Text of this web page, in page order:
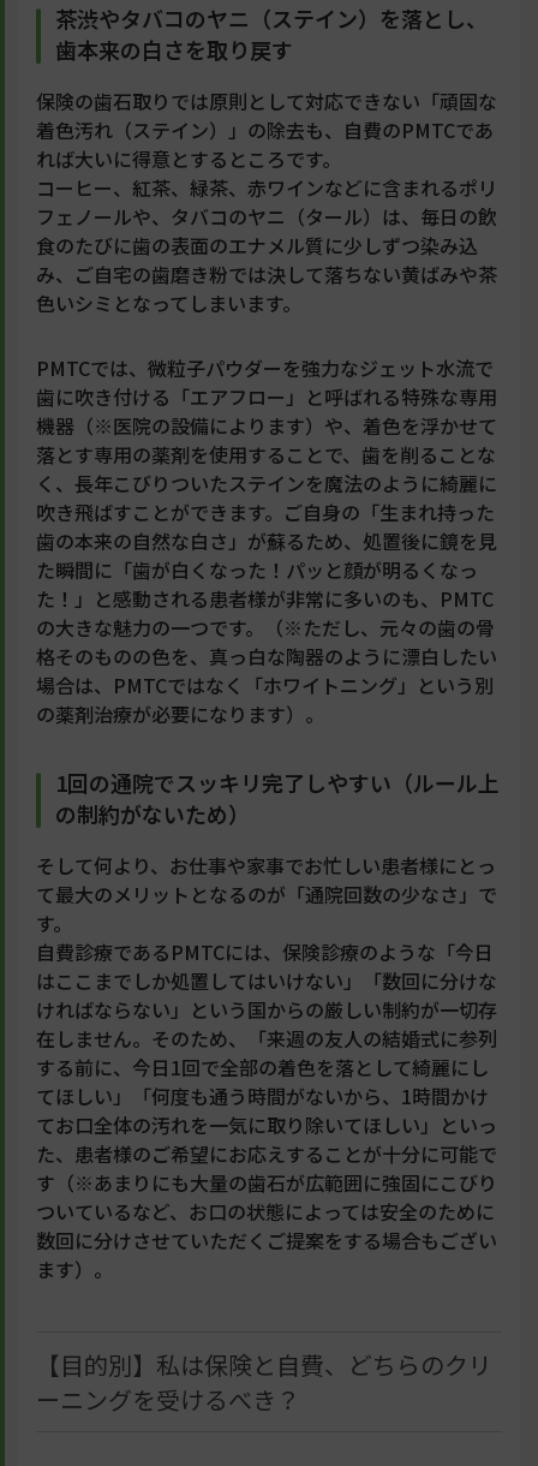
茶渋やタバコのヤニ（ステイン）を落とし、
歯本来の白さを取り戻す
保険の歯石取りでは原則として対応できない「頑固な
着色汚れ（ステイン）」の除去も、自費のPMTCであ
れば大いに得意とするところです。
コーヒー、紅茶、緑茶、赤ワインなどに含まれるポリ
フェノールや、タバコのヤニ（タール）は、毎日の飲
食のたびに歯の表面のエナメル質に少しずつ染み込
み、ご自宅の歯磨き粉では決して落ちない黄ばみや茶
色いシミとなってしまいます。
PMTCでは、微粒子パウダーを強力なジェット水流で
歯に吹き付ける「エアフロー」と呼ばれる特殊な専用
機器（※医院の設備によります）や、着色を浮かせて
落とす専用の薬剤を使用することで、歯を削ることな
く、長年こびりついたステインを魔法のように綺麗に
吹き飛ばすことができます。ご自身の「生まれ持った
歯の本来の自然な白さ」が蘇るため、処置後に鏡を見
た瞬間に「歯が白くなった！パッと顔が明るくなっ
た！」と感動される患者様が非常に多いのも、PMTC
の大きな魅力の一つです。（※ただし、元々の歯の骨
格そのものの色を、真っ白な陶器のように漂白したい
場合は、PMTCではなく「ホワイトニング」という別
の薬剤治療が必要になります）。
1回の通院でスッキリ完了しやすい（ルール上
の制約がないため）
そして何より、お仕事や家事でお忙しい患者様にとっ
て最大のメリットとなるのが「通院回数の少なさ」で
す。
自費診療であるPMTCには、保険診療のような「今日
はここまでしか処置してはいけない」「数回に分けな
ければならない」という国からの厳しい制約が一切存
在しません。そのため、「来週の友人の結婚式に参列
する前に、今日1回で全部の着色を落として綺麗にし
てほしい」「何度も通う時間がないから、1時間かけ
てお口全体の汚れを一気に取り除いてほしい」といっ
た、患者様のご希望にお応えすることが十分に可能で
す（※あまりにも大量の歯石が広範囲に強固にこびり
ついているなど、お口の状態によっては安全のために
数回に分けさせていただくご提案をする場合もござい
ます）。
【目的別】私は保険と自費、どちらのクリ
ーニングを受けるべき？